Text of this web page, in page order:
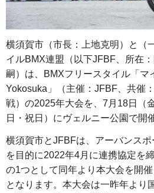
横須賀市（市長：上地克明）と（
イルBMX連盟（以下JFBF、所在
嗣）は、BMXフリースタイル「マ
Yokosuka」（主催：JFBF、共催
戦）の2025年大会を、7月18日（
日・祝日）にヴェルニー公園で開
横須賀市とJFBFは、アーバンス
を目的に2022年4月に連携協定を
の1つとして同年より本大会を開
となります。本大会は一昨年より